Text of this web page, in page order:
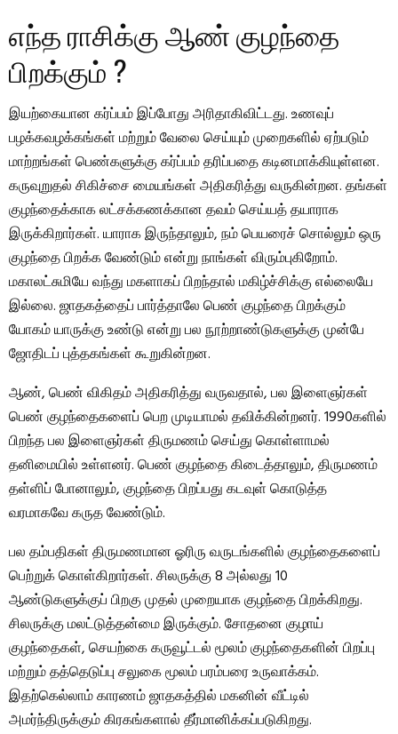
எந்த ராசிக்கு ஆண் குழந்தை
பிறக்கும் ?
இயற்கையான கர்ப்பம் இப்போது அரிதாகிவிட்டது. உணவுப்
பழக்கவழக்கங்கள் மற்றும் வேலை செய்யும் முறைகளில் ஏற்படும்
மாற்றங்கள் பெண்களுக்கு கர்ப்பம் தரிப்பதை கடினமாக்கியுள்ளன.
கருவுறுதல் சிகிச்சை மையங்கள் அதிகரித்து வருகின்றன. தங்கள்
குழந்தைக்காக லட்சக்கணக்கான தவம் செய்யத் தயாராக
இருக்கிறார்கள். யாராக இருந்தாலும், நம் பெயரைச் சொல்லும் ஒரு
குழந்தை பிறக்க வேண்டும் என்று நாங்கள் விரும்புகிறோம்.
மகாலட்சுமியே வந்து மகளாகப் பிறந்தால் மகிழ்ச்சிக்கு எல்லையே
இல்லை. ஜாதகத்தைப் பார்த்தாலே பெண் குழந்தை பிறக்கும்
யோகம் யாருக்கு உண்டு என்று பல நூற்றாண்டுகளுக்கு முன்பே
ஜோதிடப் புத்தகங்கள் கூறுகின்றன.
ஆண், பெண் விகிதம் அதிகரித்து வருவதால், பல இளைஞர்கள்
பெண் குழந்தைகளைப் பெற முடியாமல் தவிக்கின்றனர். 1990களில்
பிறந்த பல இளைஞர்கள் திருமணம் செய்து கொள்ளாமல்
தனிமையில் உள்ளனர். பெண் குழந்தை கிடைத்தாலும், திருமணம்
தள்ளிப் போனாலும், குழந்தை பிறப்பது கடவுள் கொடுத்த
வரமாகவே கருத வேண்டும்.
பல தம்பதிகள் திருமணமான ஓரிரு வருடங்களில் குழந்தைகளைப்
பெற்றுக் கொள்கிறார்கள். சிலருக்கு 8 அல்லது 10
ஆண்டுகளுக்குப் பிறகு முதல் முறையாக குழந்தை பிறக்கிறது.
சிலருக்கு மலட்டுத்தன்மை இருக்கும். சோதனை குழாய்
குழந்தைகள், செயற்கை கருவூட்டல் மூலம் குழந்தைகளின் பிறப்பு
மற்றும் தத்தெடுப்பு சலுகை மூலம் பரம்பரை உருவாக்கம்.
இதற்கெல்லாம் காரணம் ஜாதகத்தில் மகனின் வீட்டில்
அமர்ந்திருக்கும் கிரகங்களால் தீர்மானிக்கப்படுகிறது.